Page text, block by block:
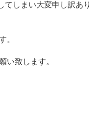
てしまい大変申し訳あり
。
い致します。